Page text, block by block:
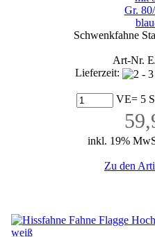
Gr.
Schwenkfahne
Art-Nr.
Lieferzeit:
VE= 5
inkl. 19%
Zu den